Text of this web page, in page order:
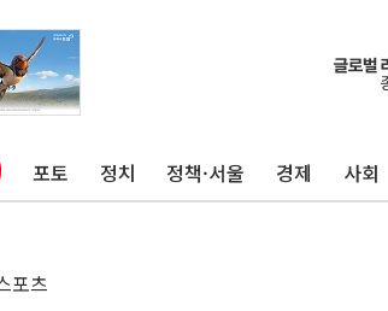
포토 정치 정책·서울 경제 사회
포츠